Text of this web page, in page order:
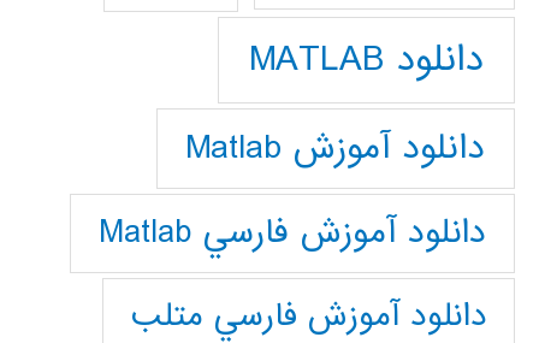
دانلود MATLAB
دانلود آموزش Matlab
دانلود آموزش فارسي Matlab
دانلود آموزش فارسي متلب